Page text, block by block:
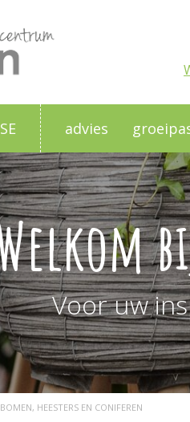
Voor uw
BOMEN, HEESTERS EN CONIFEREN
advies